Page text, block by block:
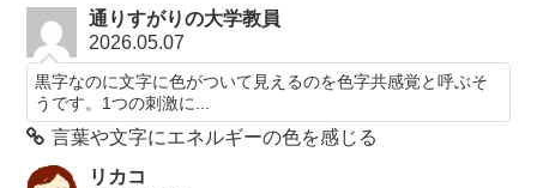
通りすがりの大学教員
2026.05.07
黒字なのに文字に色がついて見えるのを色字共感覚と呼ぶそ
うです。1つの刺激に...
言葉や文字にエネルギーの色を感じる
リカコ